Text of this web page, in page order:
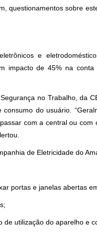
questionamentos sobre
e
impacto de 45% na
no Trabalho, da
do usuário.
com a central ou
de Eletricidade do
portas e janelas abertas
de utilização do aparelho e